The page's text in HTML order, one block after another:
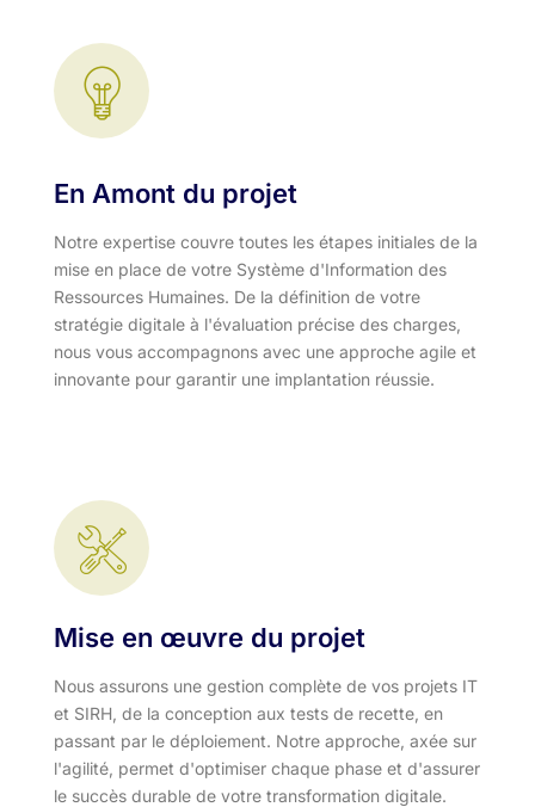
En Amont du projet
Notre expertise couvre toutes les étapes initiales de la
mise en place de votre Système d'Information des
Ressources Humaines. De la définition de votre
stratégie digitale à l'évaluation précise des charges,
nous vous accompagnons avec une approche agile et
innovante pour garantir une implantation réussie.
Mise en œuvre du projet
Nous assurons une gestion complète de vos projets IT
et SIRH, de la conception aux tests de recette, en
passant par le déploiement. Notre approche, axée sur
l'agilité, permet d'optimiser chaque phase et d'assurer
le succès durable de votre transformation digitale.